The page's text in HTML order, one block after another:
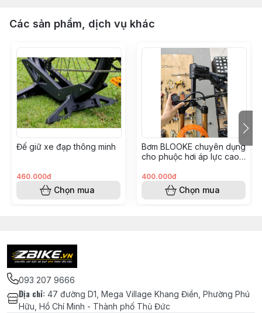
Các sản phẩm, dịch vụ khác
Đế giữ xe đạp thông minh
460.000đ
Chọn mua
Bơm BLOOKE chuyên dụng
cho phuộc hơi áp lực cao
minh
400.000đ
Chọn mua
093 207 9666
Địa chỉ: 47 đường D1, Mega Village Khang Điền, Phường Phú
Hữu, Hồ Chí Minh - Thành phố Thủ Đức